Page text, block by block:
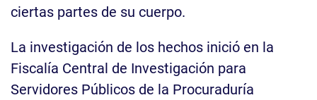
ciertas partes de su cuerpo.
La investigación de los hechos inició en la
Fiscalía Central de Investigación para
Servidores Públicos de la Procuraduría